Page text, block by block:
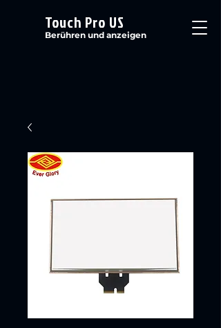
Touch Pro US
Berühren und anzeigen